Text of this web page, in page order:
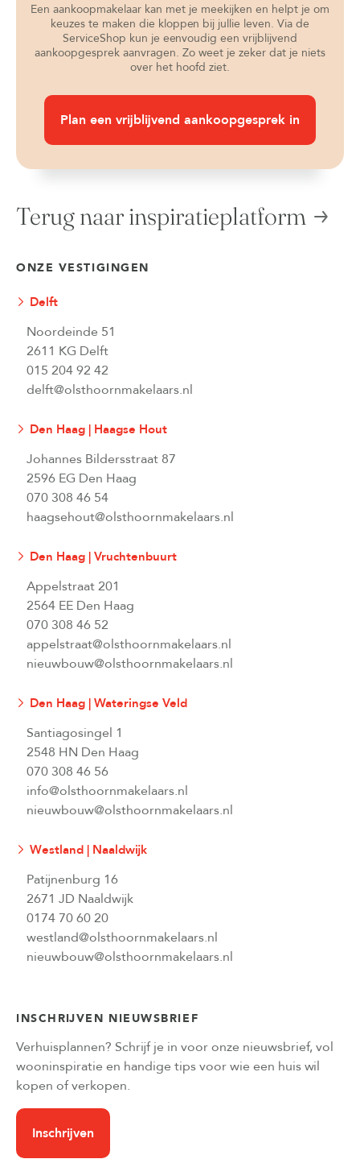
Een aankoopmakelaar kan met je meekijken en helpt je om
keuzes te maken die kloppen bij jullie leven. Via de
ServiceShop kun je eenvoudig een vrijblijvend
aankoopgesprek aanvragen. Zo weet je zeker dat je niets
over het hoofd ziet.
Plan een vrijblijvend aankoopgesprek in
Terug naar inspiratieplatform
ONZE VESTIGINGEN
Delft
Noordeinde 51
2611 KG Delft
015 204 92 42
delft@olsthoornmakelaars.nl
Den Haag | Haagse Hout
Johannes Bildersstraat 87
2596 EG Den Haag
070 308 46 54
haagsehout@olsthoornmakelaars.nl
Den Haag | Vruchtenbuurt
Appelstraat 201
2564 EE Den Haag
070 308 46 52
appelstraat@olsthoornmakelaars.nl
nieuwbouw@olsthoornmakelaars.nl
Den Haag | Wateringse Veld
Santiagosingel 1
2548 HN Den Haag
070 308 46 56
info@olsthoornmakelaars.nl
nieuwbouw@olsthoornmakelaars.nl
Westland | Naaldwijk
Patijnenburg 16
2671 JD Naaldwijk
0174 70 60 20
westland@olsthoornmakelaars.nl
nieuwbouw@olsthoornmakelaars.nl
INSCHRIJVEN NIEUWSBRIEF
Verhuisplannen? Schrijf je in voor onze nieuwsbrief, vol
wooninspiratie en handige tips voor wie een huis wil
kopen of verkopen.
Inschrijven